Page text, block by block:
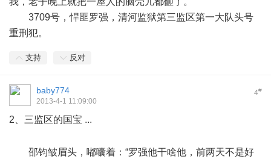
3709号，悍匪罗强，清河监狱第三监区第一大队头号
重刑犯。
支持 反对
4#
baby774
2013-4-1 11:09:00
2、三监区的国宝 ...
邵钧皱眉头，嘟囔着：“罗强他干啥他，前两天不是好